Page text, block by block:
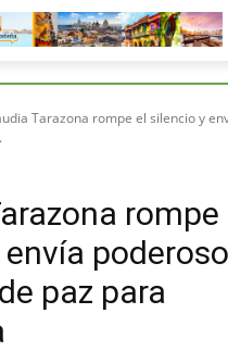
Tarazona rompe el silencio y
rompe
poderoso
paz para